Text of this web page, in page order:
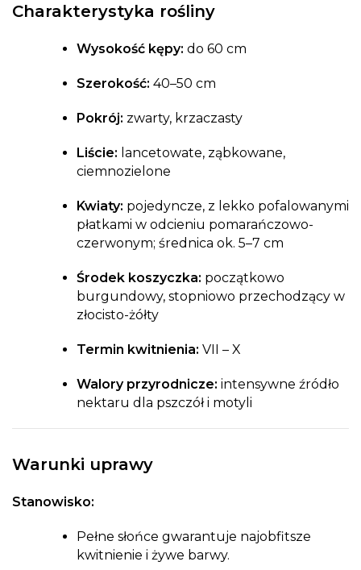
Charakterystyka rośliny
Wysokość kępy: do 60 cm
Szerokość: 40–50 cm
Pokrój: zwarty, krzaczasty
Liście: lancetowate, ząbkowane,
ciemnozielone
Kwiaty: pojedyncze, z lekko pofalowanymi
płatkami w odcieniu pomarańczowo-
czerwonym; średnica ok. 5–7 cm
Środek koszyczka: początkowo
burgundowy, stopniowo przechodzący w
złocisto-żółty
Termin kwitnienia: VII – X
Walory przyrodnicze: intensywne źródło
nektaru dla pszczół i motyli
Warunki uprawy
Stanowisko:
Pełne słońce gwarantuje najobfitsze
kwitnienie i żywe barwy.